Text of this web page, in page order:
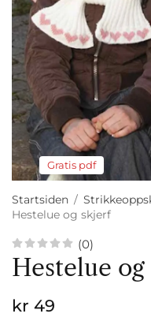
Gratis pdf
Startsiden /
Hestelue og skjerf
(0)
Hestelue
kr 49